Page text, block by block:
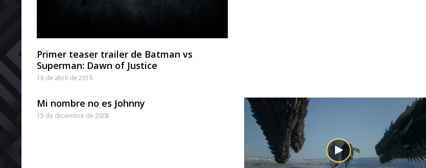
Primer teaser trailer de Batman vs
Superman: Dawn of Justice
18 de abril de 2015
Mi nombre no es Johnny
15 de diciembre de 2008